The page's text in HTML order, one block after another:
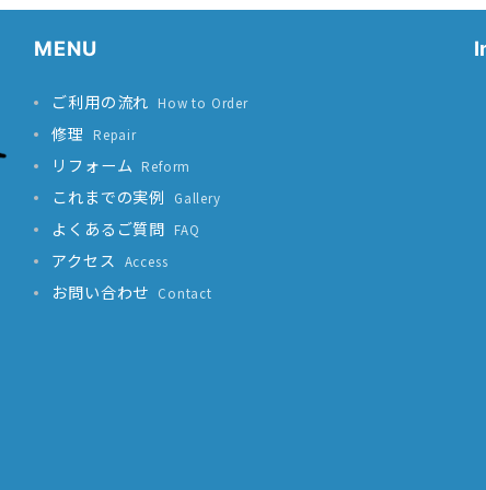
MENU
ご利用の流れ How to Order
修理 Repair
リフォーム Reform
これまでの実例 Gallery
よくあるご質問 FAQ
アクセス Access
お問い合わせ Contact